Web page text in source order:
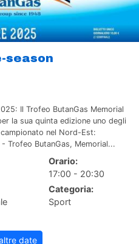
season
Il Trofeo ButanGas Memorial
la sua quinta edizione uno degli
nel Nord-Est:
Trofeo ButanGas, Memorial...
Orario:
17:00 - 20:30
Categoria:
Sport
date